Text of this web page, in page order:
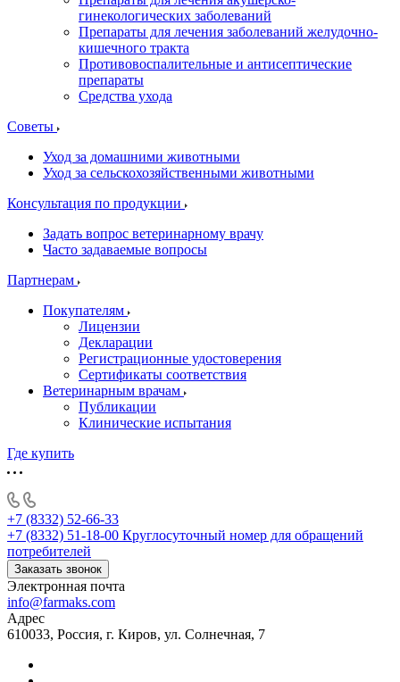
гинекологических заболеваний
Препараты для лечения заболеваний желудочно-
кишечного тракта
Противовоспалительные и антисептические
препараты
Средства ухода
Советы
Уход за домашними животными
Уход за сельскохозяйственными животными
Консультация по продукции
Задать вопрос ветеринарному врачу
Часто задаваемые вопросы
Партнерам
Покупателям
Лицензии
Декларации
Регистрационные удостоверения
Сертификаты соответствия
Ветеринарным врачам
Публикации
Клинические испытания
Где купить
+7 (8332) 52-66-33
+7 (8332) 51-18-00 Круглосуточный номер для обращений
потребителей
Заказать звонок
Электронная почта
info@farmaks.com
Адрес
610033, Россия, г. Киров, ул. Солнечная, 7